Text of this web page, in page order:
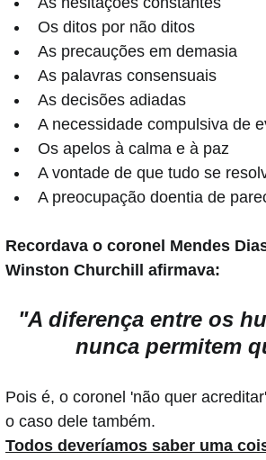
Os ditos por não ditos
As precauções em demasia
As palavras consensuais
As decisões adiadas
A necessidade compulsiva de
Os apelos à calma e à paz
A vontade de que tudo se
A preocupação doentia de
Recordava o coronel Mendes
Winston Churchill afirmava:
"A diferença entre os
nunca permitem
Pois é, o coronel 'não quer
o caso dele também.
Todos deveríamos saber uma